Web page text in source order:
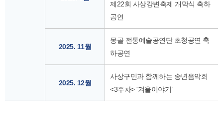
제22회 사상강변축제 개막식 축하
공연
2025. 11월
몽골 전통예술공연단 초청공연 축
하공연
2025. 12월
사상구민과 함께하는 송년음악회
<3주차> '겨울이야기’